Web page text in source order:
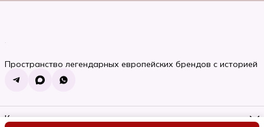
Пространство легендарных европейских брендов с историей
Контакты